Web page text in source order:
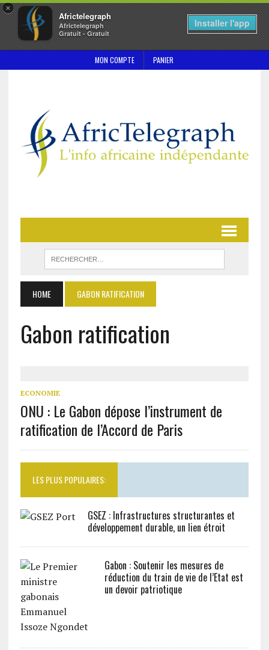
×
Africtelegraph
Africtelegraph
Gratuit - Gratuit
Installer l'app
MON COMPTE PANIER
HOME GABON RATIFICATION
Gabon ratification
ECONOMIE
ONU : Le Gabon dépose l’instrument de
ratification de l’Accord de Paris
LES PLUS POPULAIRES:
GSEZ : Infrastructures structurantes et
développement durable, un lien étroit
Gabon : Soutenir les mesures de
réduction du train de vie de l’Etat est
un devoir patriotique